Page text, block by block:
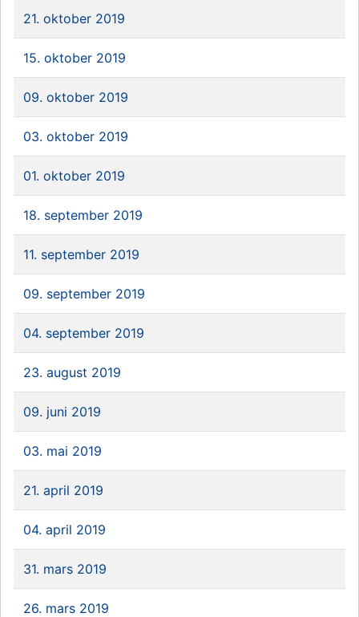
21. oktober 2019
15. oktober 2019
09. oktober 2019
03. oktober 2019
01. oktober 2019
18. september 2019
11. september 2019
09. september 2019
04. september 2019
23. august 2019
09. juni 2019
03. mai 2019
21. april 2019
04. april 2019
31. mars 2019
26. mars 2019